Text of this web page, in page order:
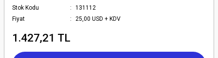
Stok Kodu
131112
Fiyat
25,00 USD + KDV
1.427,21 TL